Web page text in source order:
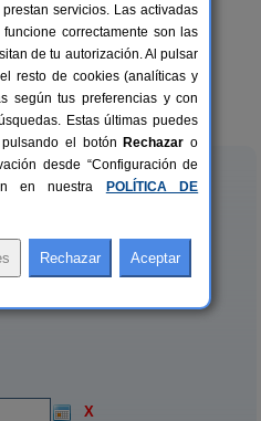
2-28+5 pers.
desde20 €
X
servicios. Las activadas
correctamente son las
de tu autorización. Al pulsar
resto de cookies (analíticas y
según tus preferencias y con
Estas últimas puedes
el botón Rechazar o
desde “Configuración de
en nuestra
POLÍTICA DE